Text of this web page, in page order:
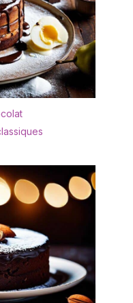
lisse a été polie
processus
facilement
alimentaires,
qu'elle peut
nettoyée
et conserve
même après
au lave-
du temps et de
dans la cuisine.
polyvalente:
à tarte
aussi bien
ménages que
restaurants, les
les services de
Lors de
vous